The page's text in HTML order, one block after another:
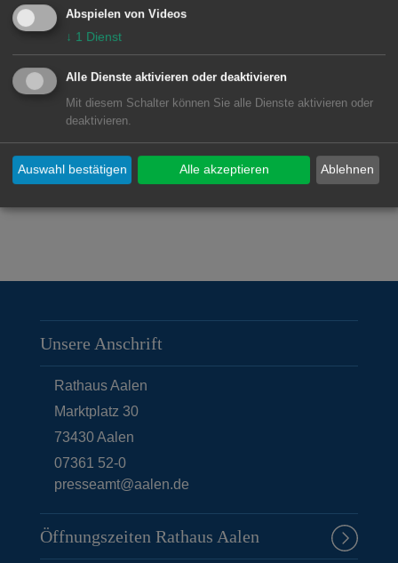
Seite zum Download zur Verfügung.
Downloads
Broschüre Weiterführende
Schulen in Aalen (pdf, 6.0 MB)
Unsere Anschrift
Rathaus Aalen
Marktplatz 30
73430Aalen
07361 52-0
presseamt@aalen.de
Öffnungszeiten Rathaus Aalen
Abspielen von Videos
↓ 1 Dienst
Alle Dienste aktivieren oder deaktivieren
Mit diesem Schalter können Sie alle Dienste aktivieren oder
deaktivieren.
Ablehnen
Auswahl bestätigen Alle akzeptieren